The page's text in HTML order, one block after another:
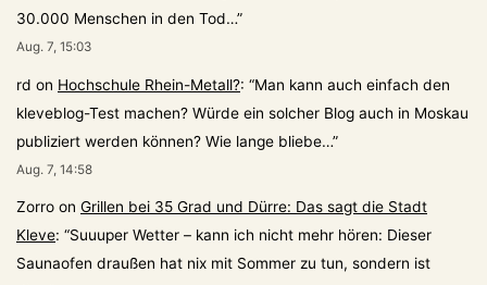
30.000 Menschen in den Tod…”
Aug. 7, 15:03
rd on Hochschule Rhein-Metall?: “Man kann auch einfach den
kleveblog-Test machen? Würde ein solcher Blog auch in Moskau
publiziert werden können? Wie lange bliebe…”
Aug. 7, 14:58
Zorro on Grillen bei 35 Grad und Dürre: Das sagt die Stadt
Kleve: “Suuuper Wetter – kann ich nicht mehr hören: Dieser
Saunaofen draußen hat nix mit Sommer zu tun, sondern ist